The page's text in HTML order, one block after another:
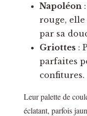
Napoléon
rouge,
par sa
Griottes :
parfaites
confitures.
Leur palette de
éclatant, parfois